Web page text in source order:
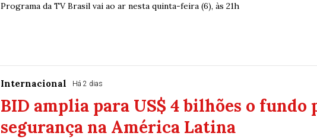
Programa da TV Brasil vai ao ar nesta quinta-feira (6), às 21h
Internacional Há 2 dias
BID amplia para US$ 4 bilhões o fundo
segurança na América Latina